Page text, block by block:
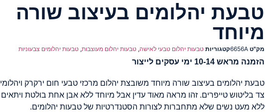
טבעת יהלומים בעיצוב שורה
מיוחד
מק"ט 6656Aקטגוריות טבעות יהלום טבעי לאישה, טבעות יהלום מעוצבות, טבעות יהלומים צבעוניות
הזמנה מראש 10-14 ימי עסקים לייצור
טבעת יהלומים בעיצוב שורה מיוחד משובצת יהלום מרכזי טבעי חום ירקרק ויהלומי
צד בליטוש טייפרים. זהו מראה מאוד עדין אבל מיוחד ללא אבן אחת בולטת ויתאים
ללא מעט נשים שלא מתחברות לצורות הסטנדרטיות של טבעות יהלומים.